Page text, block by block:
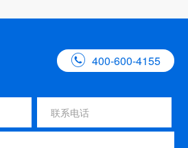
 400-600-4155